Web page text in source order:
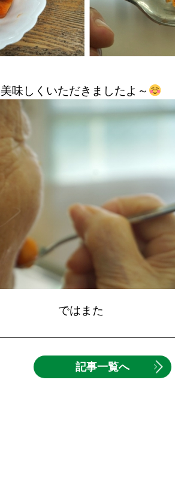
美味しくいただきましたよ～
ではまた
記事一覧へ